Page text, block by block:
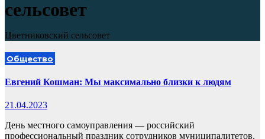
сельсовет
Цветниковский сельсовет
Общество
Евгений Кошман: Мы максимально близки к людям
21.04.2023
День местного самоуправления — российский
профессиональный праздник сотрудников муниципалитетов.